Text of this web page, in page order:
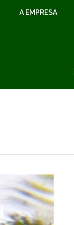
A EMPRESA